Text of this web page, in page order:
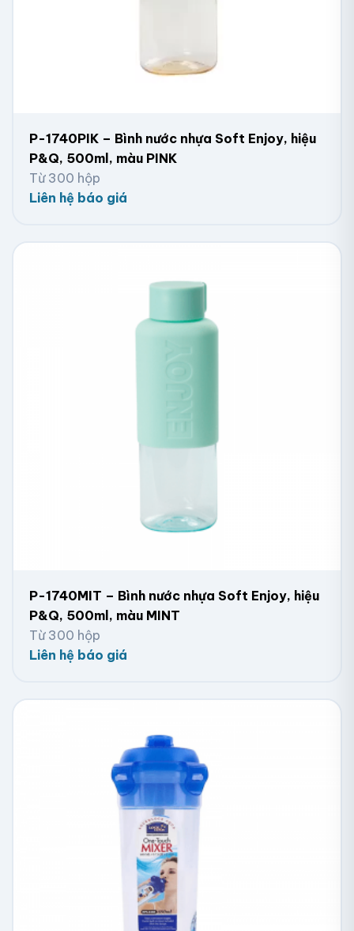
P-1740PIK – Bình nước nhựa Soft Enjoy, hiệu
P&Q, 500ml, màu PINK
Từ 300 hộp
Liên hệ báo giá
P-1740MIT – Bình nước nhựa Soft Enjoy, hiệu
P&Q, 500ml, màu MINT
Từ 300 hộp
Liên hệ báo giá